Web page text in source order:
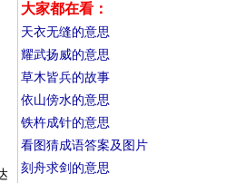
大家都在看：
天衣无缝的意思
耀武扬威的意思
草木皆兵的故事
依山傍水的意思
铁杵成针的意思
看图猜成语答案及图片
刻舟求剑的意思